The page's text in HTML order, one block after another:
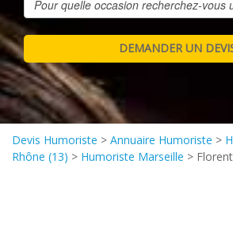
Devis Humoriste > Annuaire Humoriste >
Rhône (13) > Humoriste Marseille >